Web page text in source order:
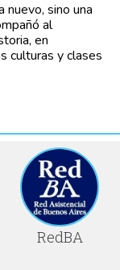
nuevo, sino una
al
en
culturas y clases
RedBA